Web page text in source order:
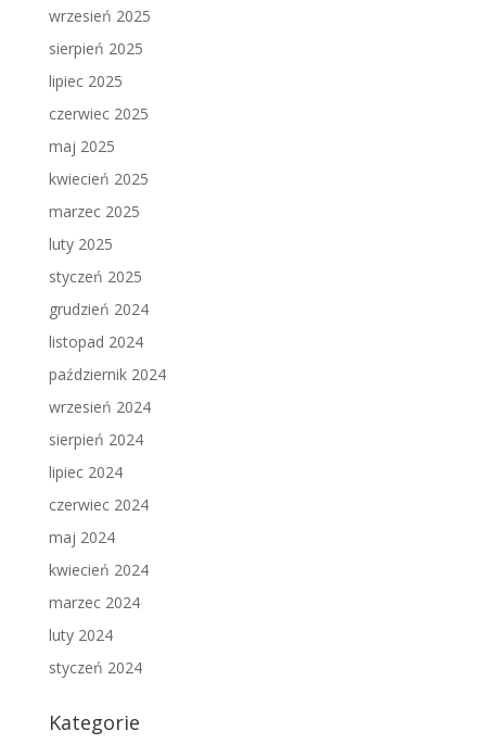
wrzesień 2025
sierpień 2025
lipiec 2025
czerwiec 2025
maj 2025
kwiecień 2025
marzec 2025
luty 2025
styczeń 2025
grudzień 2024
listopad 2024
październik 2024
wrzesień 2024
sierpień 2024
lipiec 2024
czerwiec 2024
maj 2024
kwiecień 2024
marzec 2024
luty 2024
styczeń 2024
Kategorie